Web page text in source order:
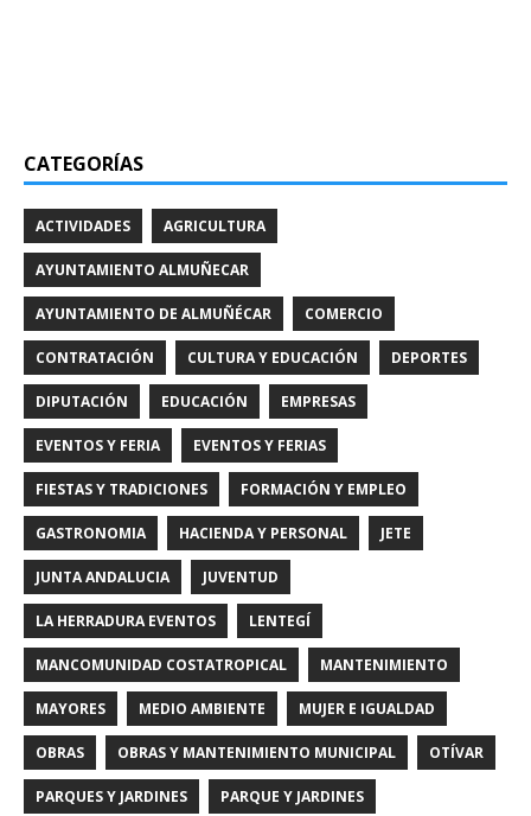
CATEGORÍAS
ACTIVIDADES AGRICULTURA
AYUNTAMIENTO ALMUÑECAR
AYUNTAMIENTO DE ALMUÑÉCAR COMERCIO
CONTRATACIÓN CULTURA Y EDUCACIÓN DEPORTES
DIPUTACIÓN EDUCACIÓN EMPRESAS
EVENTOS Y FERIA EVENTOS Y FERIAS
FIESTAS Y TRADICIONES FORMACIÓN Y EMPLEO
GASTRONOMIA HACIENDA Y PERSONAL JETE
JUNTA ANDALUCIA JUVENTUD
LA HERRADURA EVENTOS LENTEGÍ
MANCOMUNIDAD COSTATROPICAL MANTENIMIENTO
MAYORES MEDIO AMBIENTE MUJER E IGUALDAD
OBRAS OBRAS Y MANTENIMIENTO MUNICIPAL OTÍVAR
PARQUES Y JARDINES PARQUE Y JARDINES